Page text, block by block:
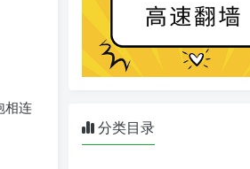
相连
分类目录